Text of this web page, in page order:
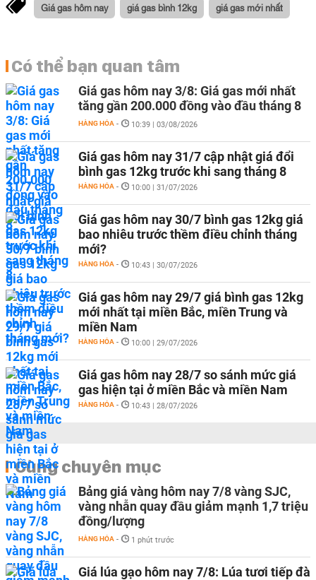
Giá gas hôm nay giá gas bình 12kg giá gas mới nhất
Có thể bạn quan tâm
Giá gas hôm nay 3/8: Giá gas mới nhất
tăng gần 200.000 đồng vào đầu tháng 8
HÀNG HÓA - 10:39 | 03/08/2026
Giá gas hôm nay 31/7 cập nhật giá đổi
bình gas 12kg trước khi sang tháng 8
HÀNG HÓA - 10:00 | 31/07/2026
Giá gas hôm nay 30/7 bình gas 12kg giá
bao nhiêu trước thềm điều chỉnh tháng
mới?
HÀNG HÓA - 10:43 | 30/07/2026
Giá gas hôm nay 29/7 giá bình gas 12kg
mới nhất tại miền Bắc, miền Trung và
miền Nam
HÀNG HÓA - 10:00 | 29/07/2026
Giá gas hôm nay 28/7 so sánh mức giá
gas hiện tại ở miền Bắc và miền Nam
HÀNG HÓA - 10:43 | 28/07/2026
Cùng chuyên mục
Bảng giá vàng hôm nay 7/8 vàng SJC,
vàng nhẫn quay đầu giảm mạnh 1,7 triệu
đồng/lượng
HÀNG HÓA - 1 phút trước
Giá lúa gạo hôm nay 7/8: Lúa tươi tiếp đà